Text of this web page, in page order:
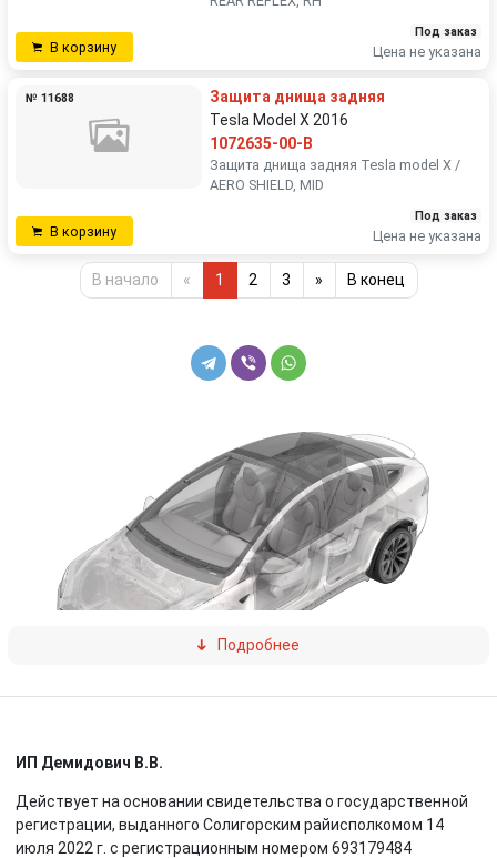
В корзину
Под заказ
Цена не указана
№ 11688
Защита днища задняя
Tesla Model X 2016
1072635-00-B
Защита днища задняя Tesla model X /
AERO SHIELD, MID
В корзину
Под заказ
Цена не указана
В начало « 1 2 3 » В конец
Лос-Анджелесе 9 февраля 2012 года. Первые поставки
начались 29 сентября 2015 года. Tesla Model X разрабатывался
на базе платформы Tesla Model S
Подробнее
ИП Демидович В.В.
Действует на основании свидетельства о государственной
регистрации, выданного Солигорским райисполкомом 14
июля 2022 г. с регистрационным номером 693179484